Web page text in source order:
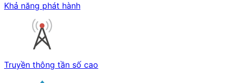
Khả năng phát hành
Truyền thông tần số cao